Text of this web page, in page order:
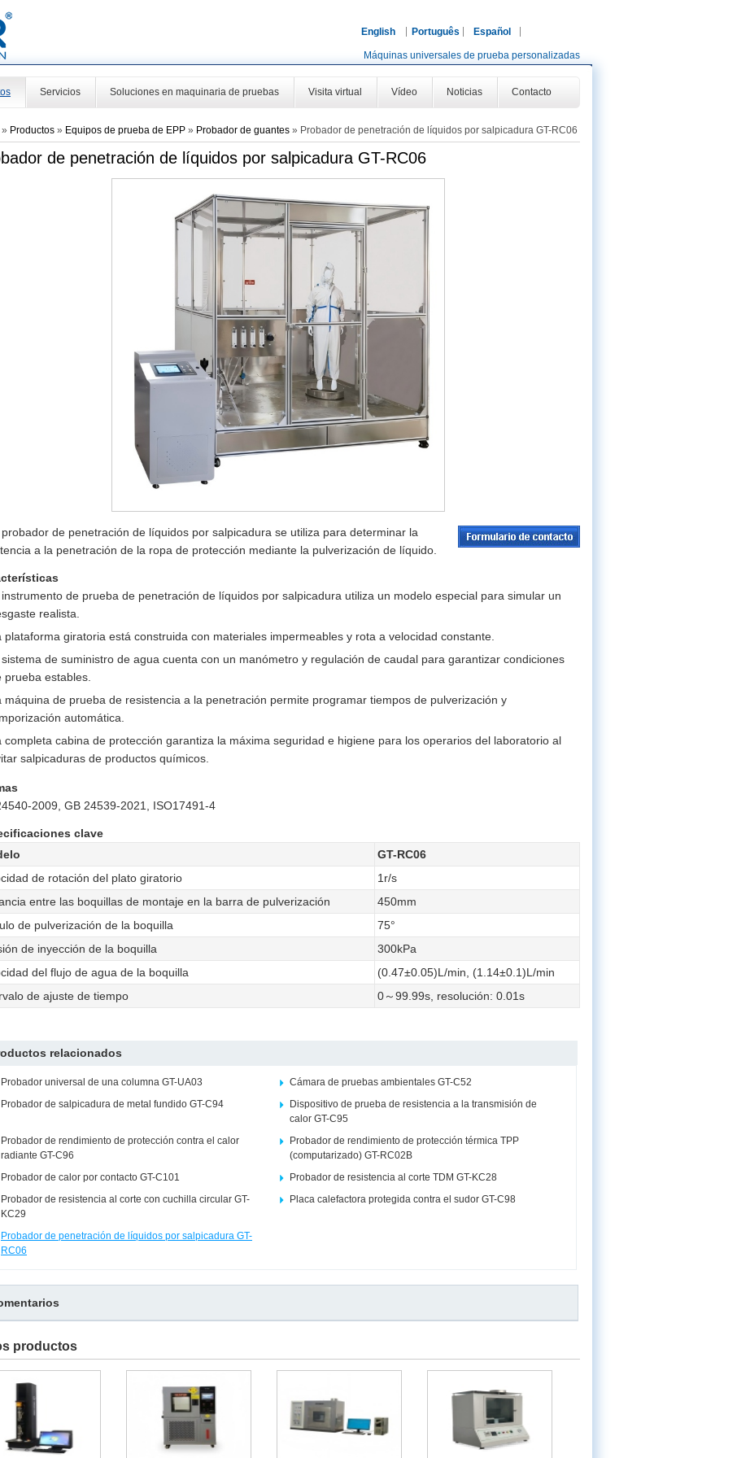
English Português Español
Máquinas universales de prueba personalizadas
Servicios Soluciones en maquinaria de pruebas Visita virtual Vídeo Noticias Contacto
» Productos » Equipos de prueba de EPP » Probador de guantes » Probador de penetración de líquidos por salpicadura GT-RC06
de penetración de líquidos por salpicadura GT-RC06
probador de penetración de líquidos por salpicadura se utiliza para determinar la
a la penetración de la ropa de protección mediante la pulverización de líquido.
instrumento de prueba de penetración de líquidos por salpicadura utiliza un modelo especial para simular un
realista.
plataforma giratoria está construida con materiales impermeables y rota a velocidad constante.
sistema de suministro de agua cuenta con un manómetro y regulación de caudal para garantizar condiciones
prueba estables.
máquina de prueba de resistencia a la penetración permite programar tiempos de pulverización y
automática.
completa cabina de protección garantiza la máxima seguridad e higiene para los operarios del laboratorio al
salpicaduras de productos químicos.
2009, GB 24539-2021, ISO17491-4
clave
GT-RC06
de rotación del plato giratorio
1r/s
entre las boquillas de montaje en la barra de pulverización
450mm
de pulverización de la boquilla
75°
de inyección de la boquilla
300kPa
del flujo de agua de la boquilla
(0.47±0.05)L/min, (1.14±0.1)L/min
de ajuste de tiempo
0～99.99s, resolución: 0.01s
relacionados
Probador universal de una columna GT-UA03
Cámara de pruebas ambientales GT-C52
Probador de salpicadura de metal fundido GT-C94
Dispositivo de prueba de resistencia a la transmisión de
calor GT-C95
Probador de rendimiento de protección contra el calor
radiante GT-C96
Probador de rendimiento de protección térmica TPP
(computarizado) GT-RC02B
Probador de calor por contacto GT-C101
Probador de resistencia al corte TDM GT-KC28
Probador de resistencia al corte con cuchilla circular GT-
KC29
Placa calefactora protegida contra el sudor GT-C98
Probador de penetración de líquidos por salpicadura GT-
RC06
productos